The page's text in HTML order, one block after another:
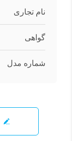
نام تجاری
گواهی
شماره مدل